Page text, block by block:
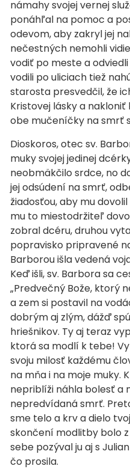
námahy svojej vernej
ponáhľal na pomoc a
odevom, aby zakryl jej
nečestných nemohli
vodiť po meste a
vodili po uliciach tiež
starosta presvedčil, že
Kristovej lásky a nakloniť
obe mučeníčky na smrť
Dioskoros, otec sv.
muky svojej jedinej
neobmäkčilo srdce, no
jej odsúdení na smrť,
žiadosťou, aby mu
mu to miestodržiteľ
zobral dcéru, druhou
popravisko pripravené
Barborou išla vedená
Keď išli, sv. Barbora sa
„Predvečný Bože, ktorý
a zem si postavil na
dobrým aj zlým, dážď
hriešnikov. Ty aj teraz
ktorá sa modlí k tebe!
svoju milosť každému
na mňa i na moje muky.
nepriblíži náhla bolesť a
nepredvídaná smrť.
sme telo a krv a dielo
skončení modlitby bolo
sebe pozýval ju aj s
čo prosila.